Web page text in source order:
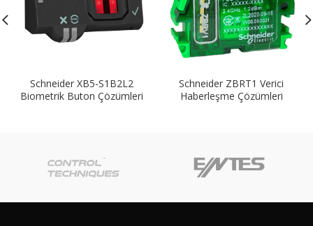
Schneider XB5-S1B2L2
Biometrik Buton Çözümleri
Schneider ZBRT1 Verici
Haberleşme Çözümleri